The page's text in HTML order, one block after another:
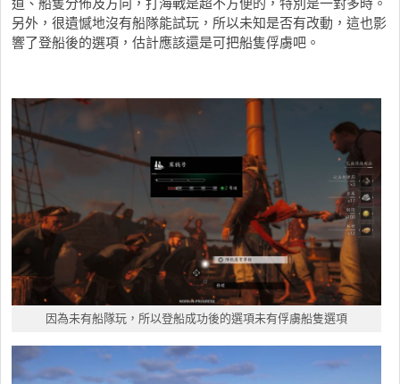
另外，很遺憾地沒有船隊能試玩，所以未知是否有改動，這也影
響了登船後的選項，估計應該還是可把船隻俘虜吧。
因為未有船隊玩，所以登船成功後的選項未有俘虜船隻選項